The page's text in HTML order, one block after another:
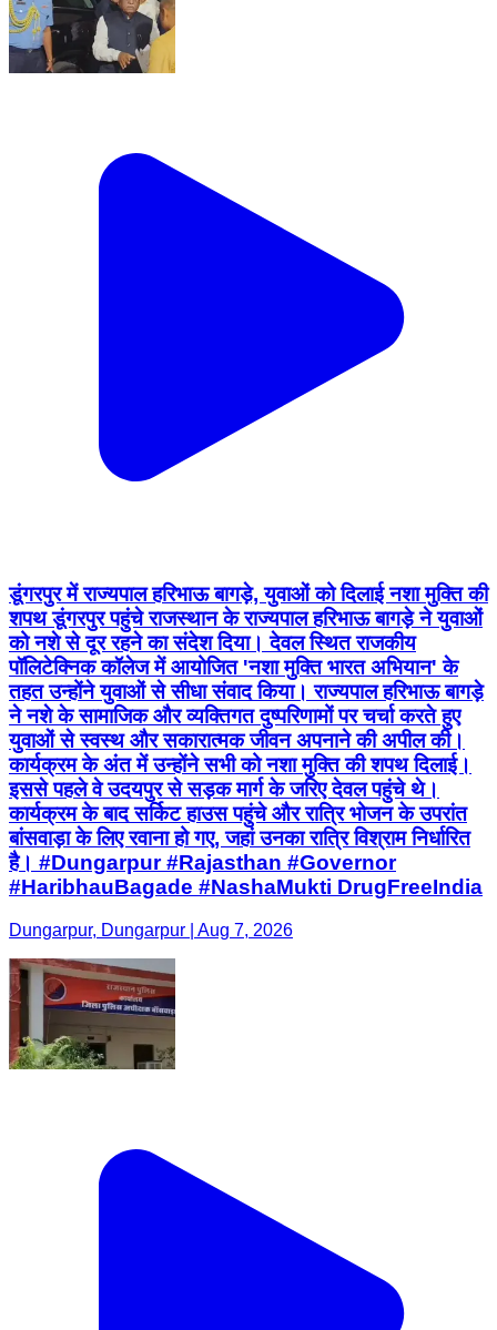
डूंगरपुर में राज्यपाल हरिभाऊ बागड़े, युवाओं को दिलाई नशा मुक्ति की
शपथ डूंगरपुर पहुंचे राजस्थान के राज्यपाल हरिभाऊ बागड़े ने युवाओं
को नशे से दूर रहने का संदेश दिया। देवल स्थित राजकीय
पॉलिटेक्निक कॉलेज में आयोजित 'नशा मुक्ति भारत अभियान' के
तहत उन्होंने युवाओं से सीधा संवाद किया। राज्यपाल हरिभाऊ बागड़े
ने नशे के सामाजिक और व्यक्तिगत दुष्परिणामों पर चर्चा करते हुए
युवाओं से स्वस्थ और सकारात्मक जीवन अपनाने की अपील की।
कार्यक्रम के अंत में उन्होंने सभी को नशा मुक्ति की शपथ दिलाई।
इससे पहले वे उदयपुर से सड़क मार्ग के जरिए देवल पहुंचे थे।
कार्यक्रम के बाद सर्किट हाउस पहुंचे और रात्रि भोजन के उपरांत
बांसवाड़ा के लिए रवाना हो गए, जहां उनका रात्रि विश्राम निर्धारित
है। #Dungarpur #Rajasthan #Governor
#HaribhauBagade #NashaMukti DrugFreeIndia
Dungarpur, Dungarpur | Aug 7, 2026